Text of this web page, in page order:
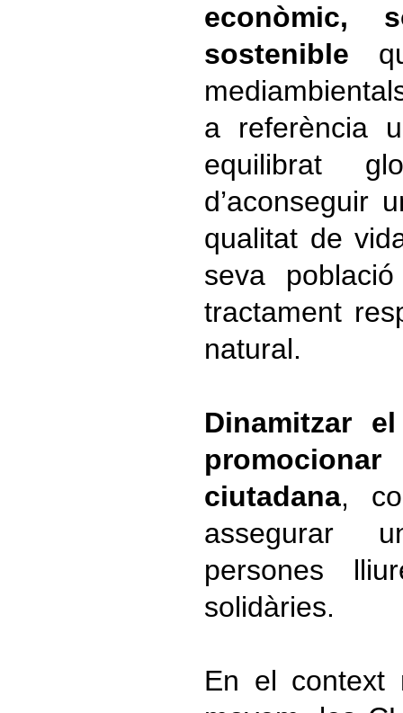
econòmic,
sostenible
a referència
equilibrat
d’aconseguir
qualitat de
seva
tractament
natural.
Dinamitzar
promocionar
ciutadana,
assegurar
persones
solidàries.
En el context